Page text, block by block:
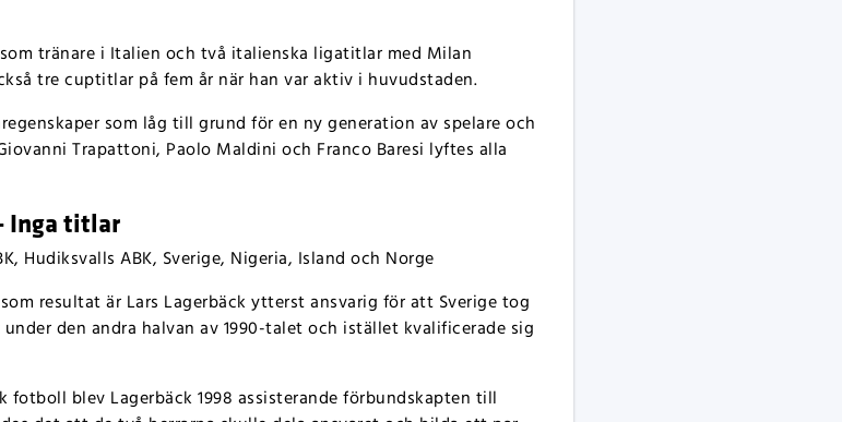
tränare i Italien och två italienska ligatitlar med Milan
tre cuptitlar på fem år när han var aktiv i huvudstaden.
som låg till grund för en ny generation av spelare och
Trapattoni, Paolo Maldini och Franco Baresi lyftes alla
Inga titlar
Hudiksvalls ABK, Sverige, Nigeria, Island och Norge
resultat är Lars Lagerbäck ytterst ansvarig för att Sverige tog
den andra halvan av 1990-talet och istället kvalificerade sig
fotboll blev Lagerbäck 1998 assisterande förbundskapten till